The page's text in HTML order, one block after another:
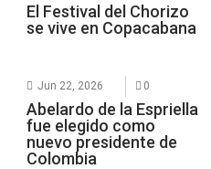
El Festival del Chorizo
se vive en Copacabana
Jun 22, 2026 0
Abelardo de la Espriella
fue elegido como
nuevo presidente de
Colombia